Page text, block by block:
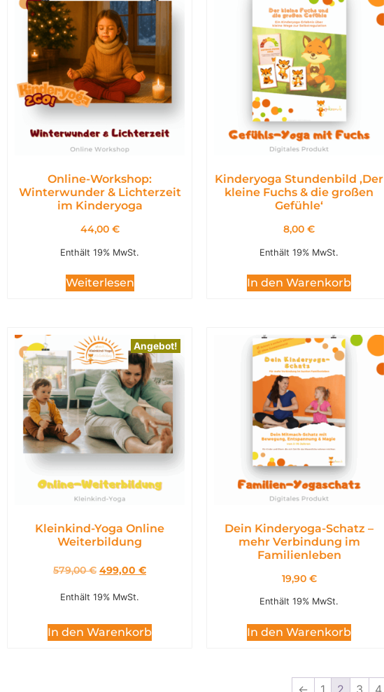
Online-Workshop:
Winterwunder & Lichterzeit
im Kinderyoga
44,00 €
Enthält 19% MwSt.
Weiterlesen
Kinderyoga Stundenbild ,Der
kleine Fuchs & die großen
Gefühle‘
8,00 €
Enthält 19% MwSt.
In den Warenkorb
Angebot!
Kleinkind-Yoga Online
Weiterbildung
579,00€ 499,00 €
Enthält 19% MwSt.
In den Warenkorb
Dein Kinderyoga-Schatz –
mehr Verbindung im
Familienleben
19,90 €
Enthält 19% MwSt.
In den Warenkorb
← 1 2 3 4